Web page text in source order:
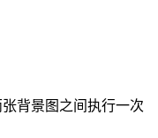
背景图之间执行一次